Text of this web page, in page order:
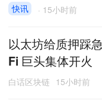
快讯 · 15小时前
以太坊给质押踩
Fi 巨头集体开火
白话区块链 15小时前